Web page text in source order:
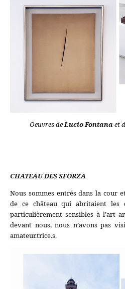
Oeuvres deLucio Fontana et
CHATEAU DES SFORZA
Nous sommes entrés dans la cour
de ce château qui abritaient les
particulièrement sensibles à l’art
devant nous, nous n’avons pas
amateur.trice.s.